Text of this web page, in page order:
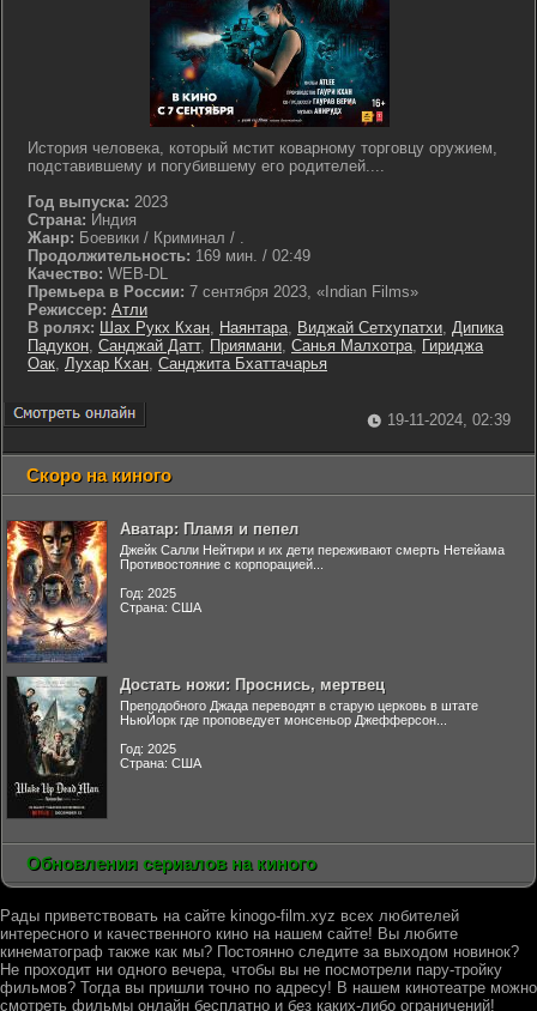
История человека, который мстит коварному торговцу оружием,
подставившему и погубившему его родителей....
Год выпуска: 2023
Страна: Индия
Жанр: Боевики / Криминал / .
Продолжительность: 169 мин. / 02:49
Качество: WEB-DL
Премьера в России: 7 сентября 2023, «Indian Films»
Режиссер: Атли
В ролях: Шах Рукх Кхан, Наянтара, Виджай Сетхупатхи, Дипика
Падукон, Санджай Датт, Приямани, Санья Малхотра, Гириджа
Оак, Лухар Кхан, Санджита Бхаттачарья
19-11-2024, 02:39
Скоро на киного
Аватар: Пламя и пепел
Джейк Салли Нейтири и их дети переживают смерть Нетейама
Противостояние с корпорацией...
Год: 2025
Страна: США
Достать ножи: Проснись, мертвец
Преподобного Джада переводят в старую церковь в штате
НьюЙорк где проповедует монсеньор Джефферсон...
Год: 2025
Страна: США
Обновления сериалов на киного
Рады приветствовать на сайте kinogo-film.xyz всех любителей
интересного и качественного кино на нашем сайте! Вы любите
кинематограф также как мы? Постоянно следите за выходом новинок?
Не проходит ни одного вечера, чтобы вы не посмотрели пару-тройку
фильмов? Тогда вы пришли точно по адресу! В нашем кинотеатре можно
смотреть фильмы онлайн бесплатно и без каких-либо ограничений!